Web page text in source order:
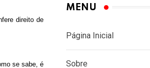
direito de
se sabe, é
MENU
Página Inicial
Sobre